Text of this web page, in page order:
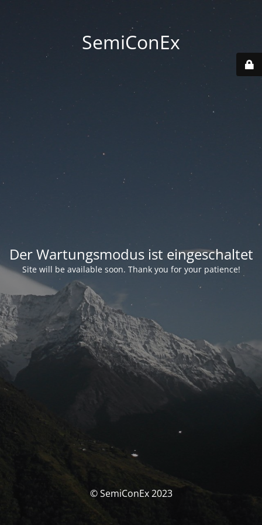
SemiConEx
Der Wartungsmodus ist eingeschaltet
Site will be available soon. Thank you for your patience!
© SemiConEx 2023